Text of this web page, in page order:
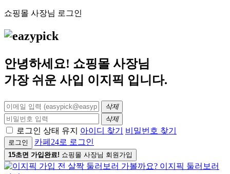
쇼핑몰 사장님 로그인
안녕하세요! 쇼핑몰 사장님
가장 쉬운 사입 이지픽 입니다.
삭제
삭제
로그인 상태 유지 아이디 찾기 비밀번호 찾기
로그인 카페24로 로그인
15초면 가입완료! 쇼핑몰 사장님 회원가입